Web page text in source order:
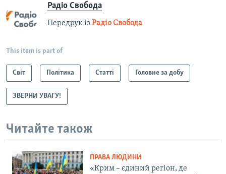
Радіо Свобода
Передрук із Радіо Свобода
This item is part of
Світ Політика Статті Головне за добу
ЗВЕРНИ УВАГУ!
Читайте також
ПРАВА ЛЮДИНИ
«Крим – єдиний регіон, де